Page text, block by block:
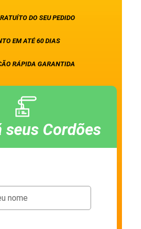
DO SEU PEDIDO
EM ATÉ 60 DIAS
RÁPIDA GARANTIDA
seus Cordões